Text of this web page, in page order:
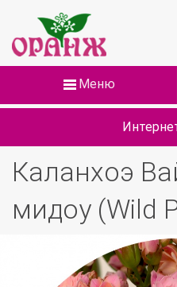
Меню
Каланхоэ
мидоу (Wild